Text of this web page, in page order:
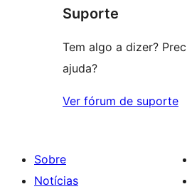
Suporte
Tem algo a dizer?
ajuda?
Ver fórum de suporte
Sobre
Notícias